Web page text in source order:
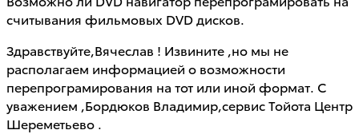
считывания фильмовых DVD дисков.
Здравствуйте,Вячеслав ! Извините ,но мы не
располагаем информацией о возможности
перепрограмирования на тот или иной формат. С
уважением ,Бордюков Владимир,сервис Тойота Центр
Шереметьево .